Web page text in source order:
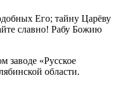
Его; тайну Царёву
славно! Рабу Божию
заводе «Русское
области.